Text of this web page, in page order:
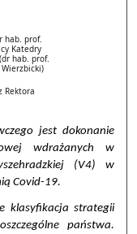
hab. prof.
Katedry
hab. prof.
Wierzbicki)
Rektora
jest dokonanie
wdrażanych w
(V4) w
Covid-19.
klasyfikacja strategii
państwa.